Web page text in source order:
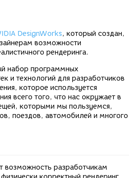
DesignWorks, который создан,
возможности
рендеринга.
набор программных
и технологий для разработчиков
которое используется
всего того, что нас окружает в
которыми мы пользуемся,
поездов, автомобилей и многого
возможность разработчикам